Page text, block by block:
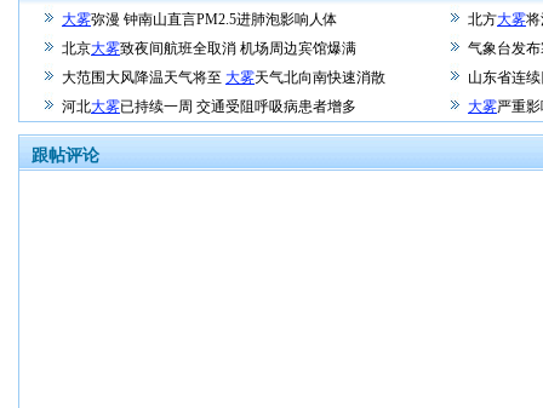
大雾弥漫 钟南山直言PM2.5进肺泡影响人体 北方大雾将
北京大雾致夜间航班全取消 机场周边宾馆爆满
气象台发
大范围大风降温天气将至 大雾天气北向南快速消散
山东省连
河北大雾已持续一周 交通受阻呼吸病患者增多 大雾严重
跟帖评论